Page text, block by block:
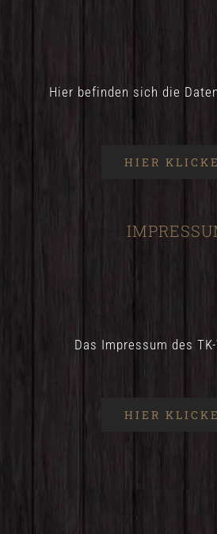
Hier befinden sich die
HIER
Das Impressum des
HIER